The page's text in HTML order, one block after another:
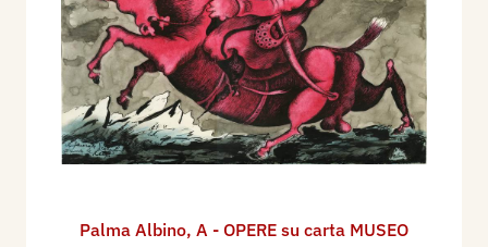
Palma Albino, A - OPERE su carta MUSEO